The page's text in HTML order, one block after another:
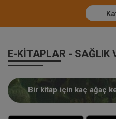
E-KITAPLAR - SAĞLIK
Bir kitap için kaç ağaç